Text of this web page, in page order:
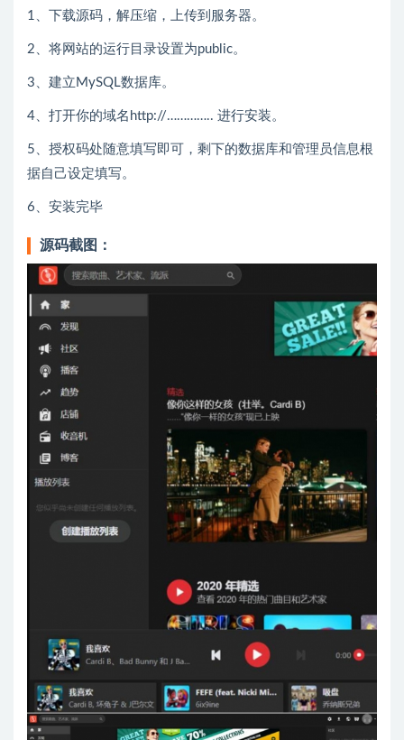
1、下载源码，解压缩，上传到服务器。
2、将网站的运行目录设置为public。
3、建立MySQL数据库。
4、打开你的域名http://………….. 进行安装。
5、授权码处随意填写即可，剩下的数据库和管理员信息根
据自己设定填写。
6、安装完毕
源码截图：